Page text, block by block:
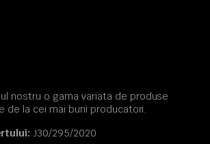
nostru o gama variata de produse
de la cei mai buni producatori.
J30/295/2020